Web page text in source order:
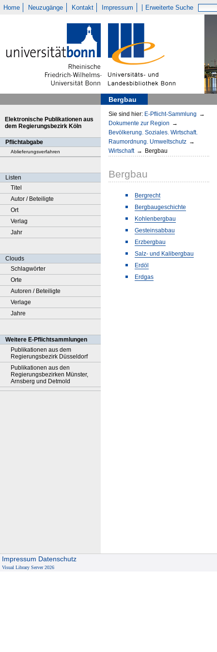
Home Neuzugänge Kontakt Impressum Erweiterte Suche
Bergbau
Elektronische Publikationen aus
dem Regierungsbezirk Köln
Pflichtabgabe
Ablieferungsverfahren
Listen
Titel
Autor / Beteiligte
Ort
Verlag
Jahr
Clouds
Schlagwörter
Orte
Autoren / Beteiligte
Verlage
Jahre
Weitere E-Pflichtsammlungen
Publikationen aus dem
Regierungsbezirk Düsseldorf
Publikationen aus den
Regierungsbezirken Münster,
Arnsberg und Detmold
Sie sind hier: E-Pflicht-Sammlung →
Dokumente zur Region →
Bevölkerung. Soziales. Wirtschaft.
Raumordnung. Umweltschutz →
Wirtschaft → Bergbau
Bergbau
Bergrecht
Bergbaugeschichte
Kohlenbergbau
Gesteinsabbau
Erzbergbau
Salz- und Kalibergbau
Erdöl
Erdgas
Impressum Datenschutz
Visual Library Server 2026